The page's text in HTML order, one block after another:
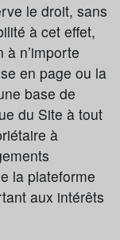
le droit, sans
à cet effet,
n’importe
en page ou la
base de
du Site à tout
à
la plateforme
aux intérêts